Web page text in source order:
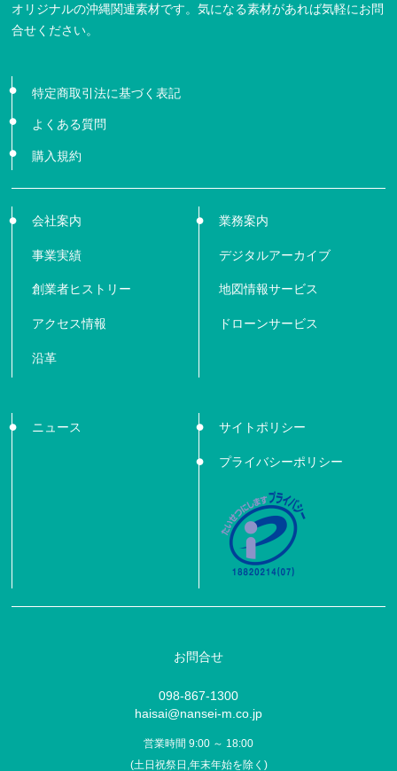
オリジナルの沖縄関連素材です。気になる素材があれば気軽にお問
合せください。
特定商取引法に基づく表記
よくある質問
購入規約
会社案内
事業実績
創業者ヒストリー
アクセス情報
沿革
業務案内
デジタルアーカイブ
地図情報サービス
ドローンサービス
ニュース サイトポリシー
プライバシーポリシー
お問合せ
098-867-1300
haisai@nansei-m.co.jp
営業時間 9:00 ～ 18:00
(土日祝祭日,年末年始を除く)